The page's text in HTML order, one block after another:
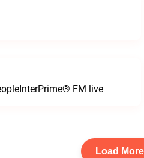
FM live
Load